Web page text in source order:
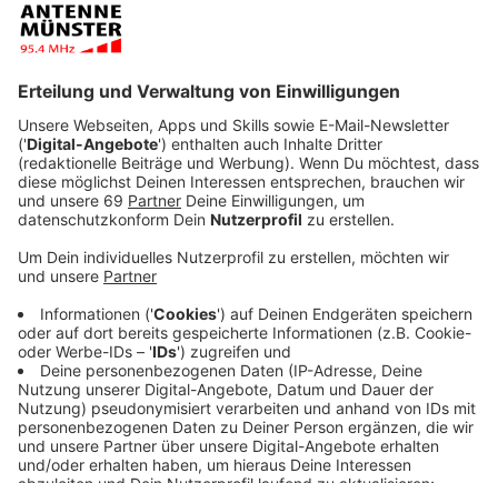
Anzeige
Erst Teil-Lockdown, dann richtiger Lockdown, kein
Weihnachtsmarkt, keine Besucher: Normalerweise
verkaufen die Mitglieder der „Aktion Sternstrahlen“ im
Dezember Geschenkpapier und Weihnachtskarten am
Drubbel. Wegen Corona ging das alles nicht und
trotzdem gab es heute eine ganz tolle Nachricht: Es
sind tatsächlich trotz allem 38.000 Euro
zusammengekommen für Lichtblicke-Projekte in
Münster.
Anzeige